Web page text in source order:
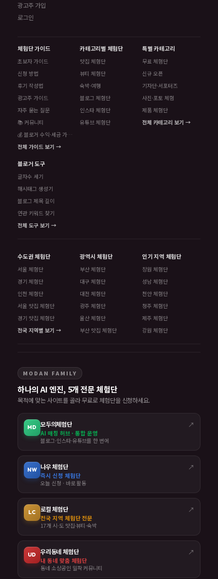
광고주 가입
로그인
체험단 가이드
초보자 가이드
신청 방법
후기 작성법
광고주 가이드
자주 묻는 질문
📚 커뮤니티
💰 블로거 수익·세금 가이드
전체 가이드 보기 →
카테고리별 체험단
맛집 체험단
뷰티 체험단
숙박·여행
블로그 체험단
인스타 체험단
유튜브 체험단
특별 카테고리
무료 체험단
신규 오픈
기자단·서포터즈
사진·포토 체험
제품 체험단
전체 카테고리 보기 →
블로거 도구
글자수 세기
해시태그 생성기
블로그 제목 길이
연관 키워드 찾기
전체 도구 보기 →
수도권 체험단
서울 체험단
경기 체험단
인천 체험단
서울 맛집 체험단
경기 맛집 체험단
전국 지역별 보기 →
광역시 체험단
부산 체험단
대구 체험단
대전 체험단
광주 체험단
울산 체험단
부산 맛집 체험단
인기 지역 체험단
창원 체험단
성남 체험단
천안 체험단
청주 체험단
제주 체험단
강원 체험단
MODAN FAMILY
하나의 AI 엔진, 5개 전문 체험단
목적에 맞는 사이트를 골라 무료로 체험단을 신청하세요.
MD 모두의체험단 ↗
AI 매칭 허브 · 통합 운영
블로그·인스타·유튜브를 한 번에
NW 나우 체험단 ↗
즉시 신청 체험단
오늘 신청 · 바로 활동
LC 로컬 체험단 ↗
전국 지역 체험단 전문
17개 시·도 맛집·뷰티·숙박
UD 우리동네 체험단 ↗
내 동네 맞춤 체험단
동네 소상공인 밀착 커뮤니티